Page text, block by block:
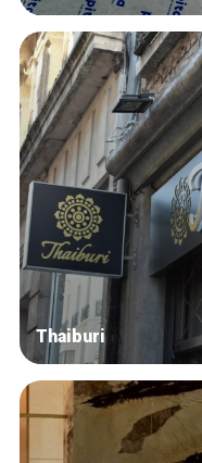
Thaiburi